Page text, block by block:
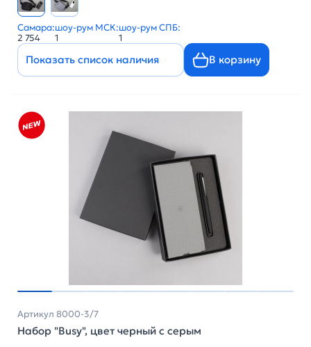
Самара:
2 754
шоу-рум МСК:
1
шоу-рум СПБ:
1
Показать список наличия В корзину
Артикул 8000-3/7
Набор "Busy", цвет черный с серым